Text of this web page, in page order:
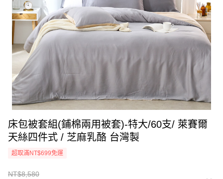
床包被套組(鋪棉兩用被套)-特大/60支/ 萊賽爾
天絲四件式 / 芝麻乳酪 台灣製
超取滿NT$699免運
NT$8,580